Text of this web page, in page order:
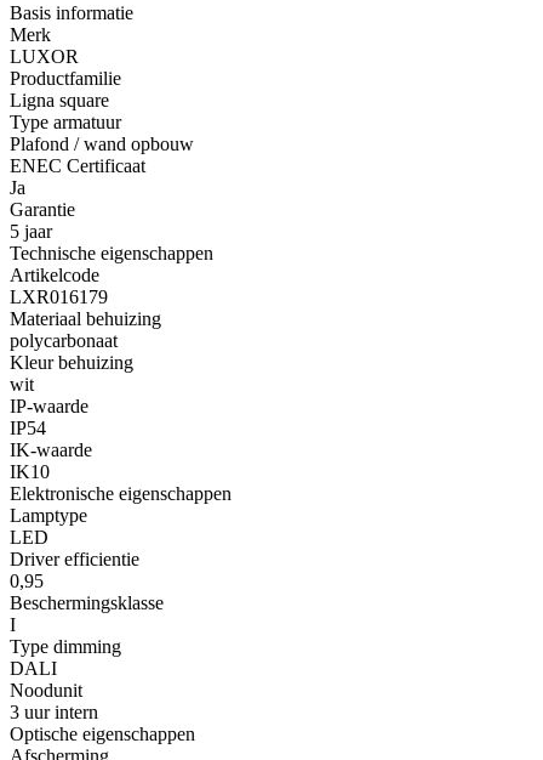
Basis informatie
Merk
LUXOR
Productfamilie
Ligna square
Type armatuur
Plafond / wand opbouw
ENEC Certificaat
Ja
Garantie
5 jaar
Technische eigenschappen
Artikelcode
LXR016179
Materiaal behuizing
polycarbonaat
Kleur behuizing
wit
IP-waarde
IP54
IK-waarde
IK10
Elektronische eigenschappen
Lamptype
LED
Driver efficientie
0,95
Beschermingsklasse
I
Type dimming
DALI
Noodunit
3 uur intern
Optische eigenschappen
Afscherming